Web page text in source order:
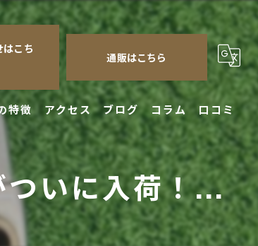
はこち
通販はこちら
特徴
ブ
ト
アクセス ブログ コラム 口コミ
ついに入荷！...